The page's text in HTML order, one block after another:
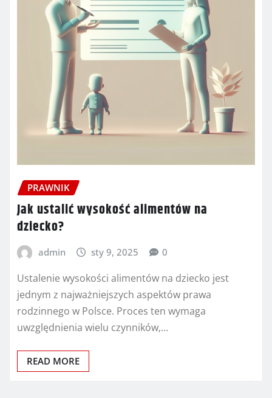
PRAWNIK
Jak ustalić wysokość alimentów na
dziecko?
admin sty 9, 2025 0
Ustalenie wysokości alimentów na dziecko jest
jednym z najważniejszych aspektów prawa
rodzinnego w Polsce. Proces ten wymaga
uwzględnienia wielu czynników,…
READ MORE